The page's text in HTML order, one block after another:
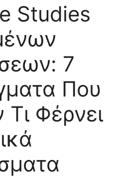
Studies
7
Που
Τι Φέρνει